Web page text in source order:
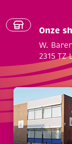
Onze
W.
2315 TZ